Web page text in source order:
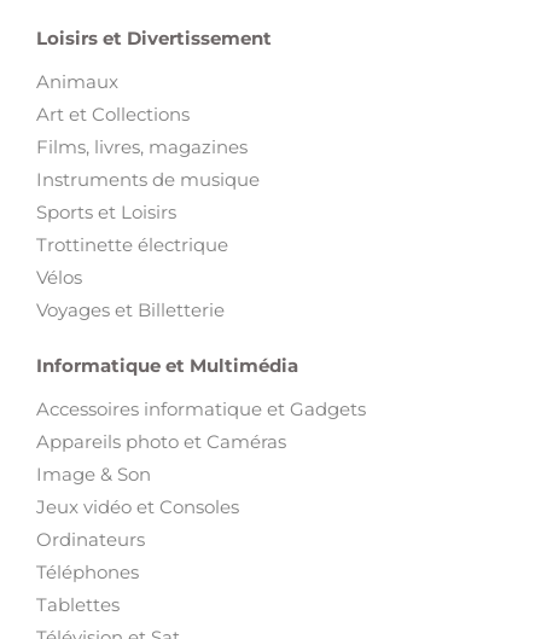
Loisirs et Divertissement
Animaux
Art et Collections
Films, livres, magazines
Instruments de musique
Sports et Loisirs
Trottinette électrique
Vélos
Voyages et Billetterie
Informatique et Multimédia
Accessoires informatique et Gadgets
Appareils photo et Caméras
Image & Son
Jeux vidéo et Consoles
Ordinateurs
Téléphones
Tablettes